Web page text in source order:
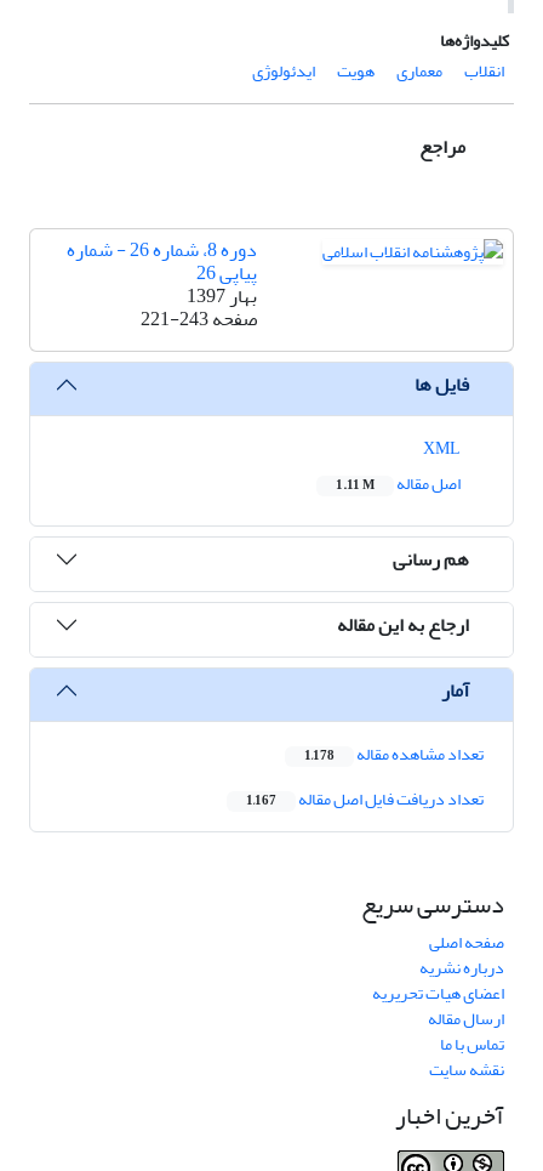
کلیدواژه‌ها
انقلاب
معماری هویت ایدئولوژی
مراجع
دوره 8، شماره 26 - شماره
پیاپی 26
بهار 1397
صفحه221-243
فایل ها
اصل مقاله
1.11 M
هم رسانی
ارجاع به این مقاله
آمار
تعداد مشاهده مقاله 1,178
تعداد دریافت فایل اصل مقاله 1,167
دسترسی سریع
صفحه اصلی
درباره نشریه
اعضای هیات تحریریه
ارسال مقاله
تماس با ما
نقشه سایت
آخرین اخبار